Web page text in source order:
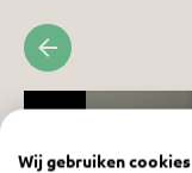
Wij gebruiken cookies